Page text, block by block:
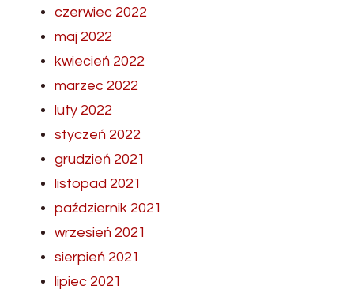
czerwiec 2022
maj 2022
kwiecień 2022
marzec 2022
luty 2022
styczeń 2022
grudzień 2021
listopad 2021
październik 2021
wrzesień 2021
sierpień 2021
lipiec 2021